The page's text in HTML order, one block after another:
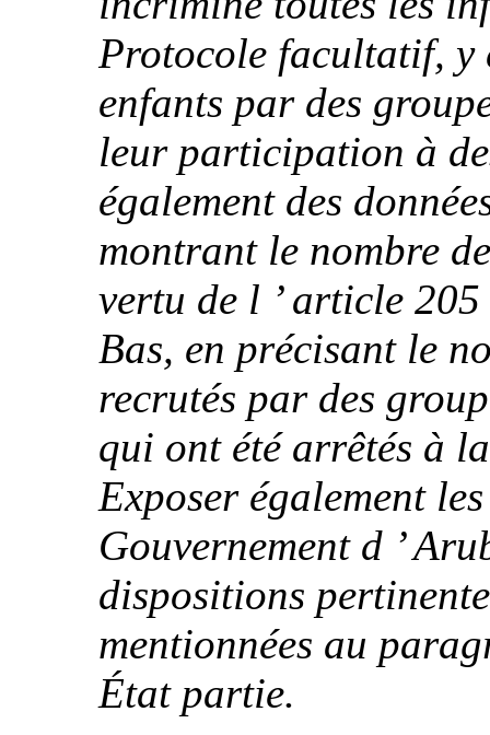
Protocole facultatif, y
enfants par des
leur participation à
également des
montrant le nombre
vertu de l ’ article
Bas, en précisant le
recrutés par des
qui ont été arrêtés à
Exposer également
Gouvernement d ’
dispositions
mentionnées au
État partie.